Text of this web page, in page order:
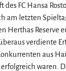
FC Hansa
am letzten
Herthas Reserve
verdiente
aus
waren.